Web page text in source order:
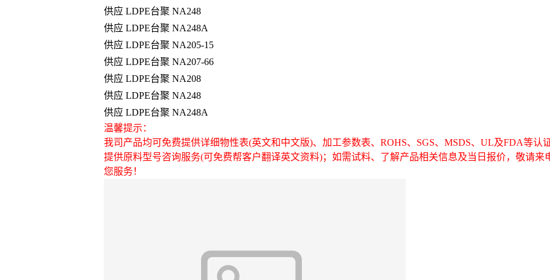
供应 LDPE台聚 NA248
供应 LDPE台聚 NA248A
供应 LDPE台聚 NA205-15
供应 LDPE台聚 NA207-66
供应 LDPE台聚 NA208
供应 LDPE台聚 NA248
供应 LDPE台聚 NA248A
温馨提示：
我司产品均可免费提供详细物性表(英文和中文版)、加工参数表、ROHS、SGS、MSDS、UL及FDA等认
提供原料型号咨询服务(可免费帮客户翻译英文资料)；如需试料、了解产品相关信息及当日报价，敬请来
您服务！